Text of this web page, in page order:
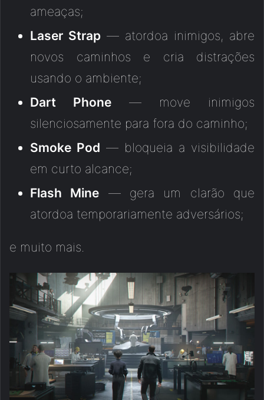
ameaças;
Laser Strap — atordoa inimigos, abre
novos caminhos e cria distrações
usando o ambiente;
Dart Phone — move inimigos
silenciosamente para fora do caminho;
Smoke Pod — bloqueia a visibilidade
em curto alcance;
Flash Mine — gera um clarão que
atordoa temporariamente adversários;
e muito mais.